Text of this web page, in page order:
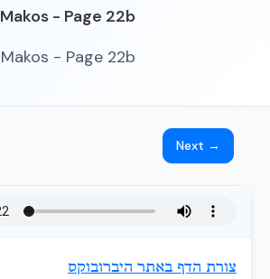
Makos - Page 22b
Makos - Page 22b
Next →
צורת הדף באתר היברובוקס